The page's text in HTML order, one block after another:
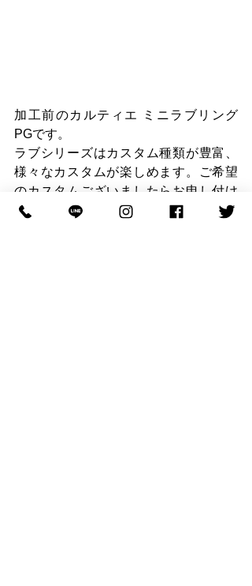
加工前のカルティエ ミニラブリング
PGです。
ラブシリーズはカスタム種類が豊富、
様々なカスタムが楽しめます。ご希望
のカスタムございましたらお申し付け
ください。